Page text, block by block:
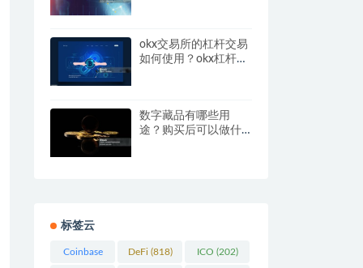
okx交易所的杠杆交易
如何使用？okx杠杆交
数字藏品有哪些用
途？购买后可以做什
标签云
Coinbase DeFi (818) ICO (202)